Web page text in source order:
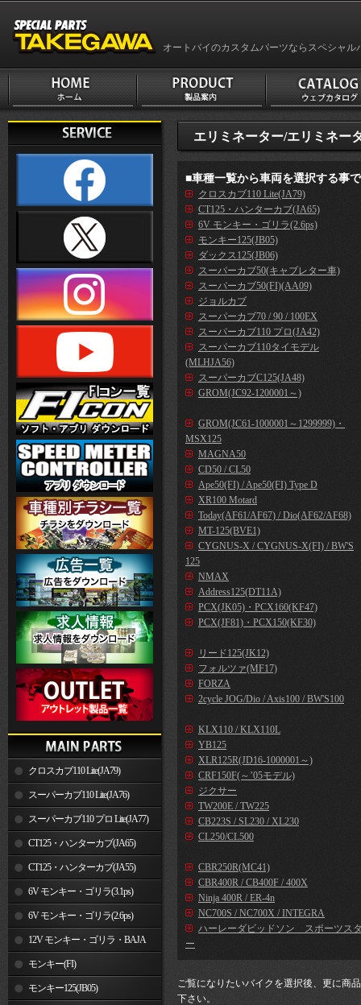
オートバイのカスタムパーツならスペシャル
クロスカブ110 Lite(JA79)
スーパーカブ110 Lite(JA76)
スーパーカブ110 プロ Lite(JA77)
CT125・ハンターカブ(JA65)
CT125・ハンターカブ(JA55)
6V モンキー・ゴリラ(3.1ps)
6V モンキー・ゴリラ(2.6ps)
12V モンキー・ゴリラ・BAJA
モンキー(FI)
モンキー125(JB05)
エリミネーター/エリミネー
■車種一覧から車両を選択する事
クロスカブ110 Lite(JA79)
CT125・ハンターカブ(JA65)
6V モンキー・ゴリラ(2.6ps)
モンキー125(JB05)
ダックス125(JB06)
スーパーカブ50(キャブレター車)
スーパーカブ50(FI)(AA09)
ジョルカブ
スーパーカブ70 / 90 / 100EX
スーパーカブ110 プロ(JA42)
スーパーカブ110タイモデル
(MLHJA56)
スーパーカブC125(JA48)
GROM(JC92-1200001～)
GROM(JC61-1000001～1299999)・
MSX125
MAGNA50
CD50 / CL50
Ape50(FI) / Ape50(FI) Type D
XR100 Motard
Today(AF61/AF67) / Dio(AF62/AF68)
MT-125(BVE1)
CYGNUS-X / CYGNUS-X(FI) / BW'S
125
NMAX
Address125(DT11A)
PCX(JK05)・PCX160(KF47)
PCX(JF81)・PCX150(KF30)
リード125(JK12)
フォルツァ(MF17)
FORZA
2cycle JOG/Dio / Axis100 / BW'S100
KLX110 / KLX110L
YB125
XLR125R(JD16-1000001～)
CRF150F(～’05モデル)
ジクサー
TW200E / TW225
CB223S / SL230 / XL230
CL250/CL500
CBR250R(MC41)
CBR400R / CB400F / 400X
Ninja 400R / ER-4n
NC700S / NC700X / INTEGRA
ハーレーダビッドソン スポーツス
ー
ご覧になりたいバイクを選択後、更に商
下さい。